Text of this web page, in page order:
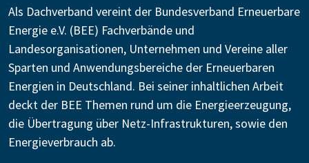
Als Dachverband vereint der Bundesverband Erneuerbare
Energie e.V. (BEE) Fachverbände und
Landesorganisationen, Unternehmen und Vereine aller
Sparten und Anwendungsbereiche der Erneuerbaren
Energien in Deutschland. Bei seiner inhaltlichen Arbeit
deckt der BEE Themen rund um die Energieerzeugung,
die Übertragung über Netz-Infrastrukturen, sowie den
Energieverbrauch ab.